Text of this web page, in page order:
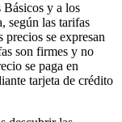
y a los
según las tarifas
se expresan
son firmes y no
se paga en
tarjeta de crédito